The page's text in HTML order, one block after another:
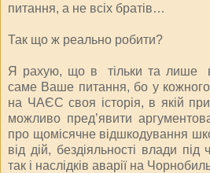
питання, а не всіх братів…
Так що ж реально робити?
Я рахую, що в тільки та лише в
саме Ваше питання, бо у кожного
на ЧАЄС своя історія, в якій
можливо пред’явити
про щомісячне відшкодування
від дій, бездіяльності влади під
так і наслідків аварії на